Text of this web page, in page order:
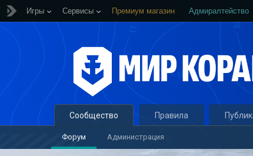
Игры Сервисы Премиум магазин Адмиралтейство
Сообщество
Форум Администрация
Правила